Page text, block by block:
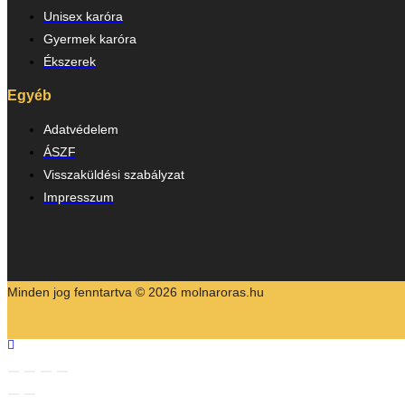
Unisex karóra
Gyermek karóra
Ékszerek
Egyéb
Adatvédelem
ÁSZF
Visszaküldési szabályzat
Impresszum
Minden jog fenntartva © 2026 molnaroras.hu